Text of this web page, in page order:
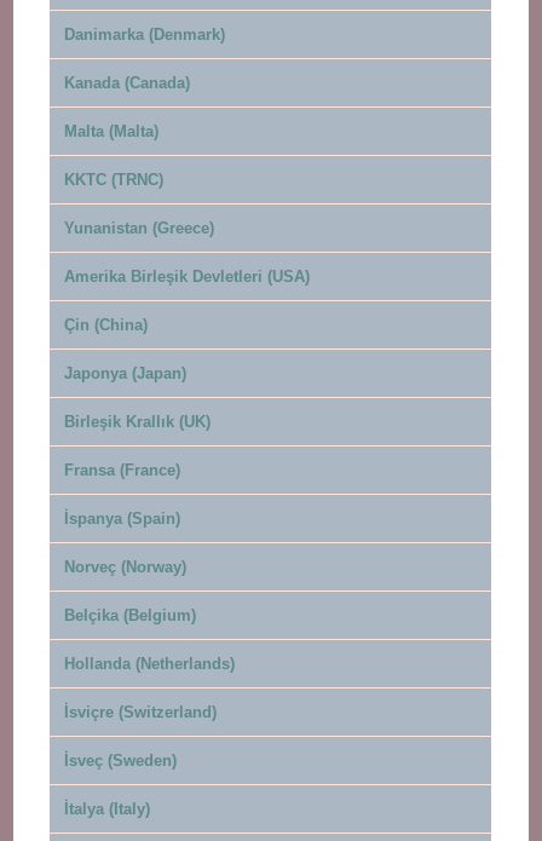
Danimarka (Denmark)
Kanada (Canada)
Malta (Malta)
KKTC (TRNC)
Yunanistan (Greece)
Amerika Birleşik Devletleri (USA)
Çin (China)
Japonya (Japan)
Birleşik Krallık (UK)
Fransa (France)
İspanya (Spain)
Norveç (Norway)
Belçika (Belgium)
Hollanda (Netherlands)
İsviçre (Switzerland)
İsveç (Sweden)
İtalya (Italy)